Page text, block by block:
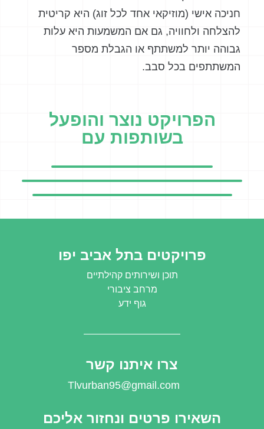
חניכה אישי (מוזיקאי אחד לכל זוג) היא קריטית
להצלחה ולחוויה, גם אם המשמעות היא עלות
גבוהה יותר למשתתף או הגבלת מספר
המשתתפים בכל סבב.
הפרויקט נוצר והופעל
בשותפות עם
פרויקטים בתל אביב יפו
תוכן ושירותים קהילתיים
מרחב ציבורי
גוף ידע
צרו איתנו קשר
Tlvurban95@gmail.com
השאירו פרטים ונחזור אליכם